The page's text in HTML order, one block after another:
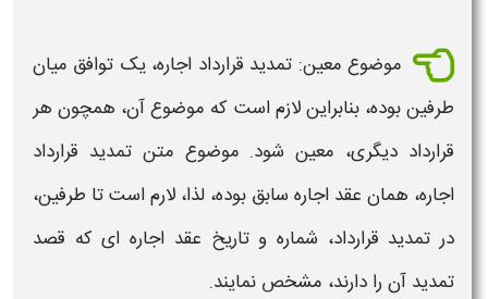
موضوع معین: تمدید قرارداد اجاره، یک توافق میان
طرفین بوده، بنابراین لازم است که موضوع آن، همچون هر
قرارداد دیگری، معین شود. موضوع متن تمدید قرارداد
اجاره، همان عقد اجاره سابق بوده، لذا، لارم است تا طرفین،
در تمدید قرارداد، شماره و تاریخ عقد اجاره ای که قصد
تمدید آن را دارند، مشخص نمایند.